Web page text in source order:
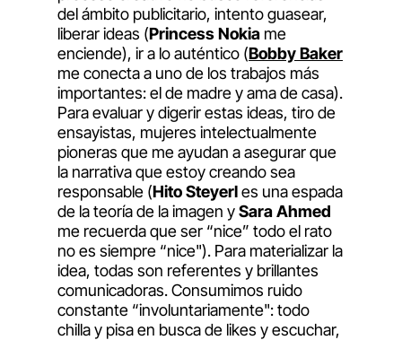
del ámbito publicitario, intento guasear,
liberar ideas (Princess Nokia me
enciende), ir a lo auténtico (Bobby Baker
me conecta a uno de los trabajos más
importantes: el de madre y ama de casa).
Para evaluar y digerir estas ideas, tiro de
ensayistas, mujeres intelectualmente
pioneras que me ayudan a asegurar que
la narrativa que estoy creando sea
responsable (Hito Steyerles una espada
de la teoría de la imagen ySara Ahmed
me recuerda que ser “nice” todo el rato
no es siempre “nice"). Para materializar la
idea, todas son referentes y brillantes
comunicadoras. Consumimos ruido
constante “involuntariamente": todo
chilla y pisa en busca de likes y escuchar,